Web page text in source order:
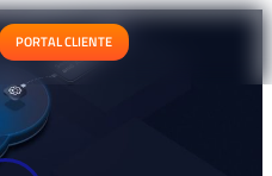
PORTAL CLIENTE